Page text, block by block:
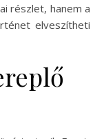
részlet, hanem a
elveszítheti